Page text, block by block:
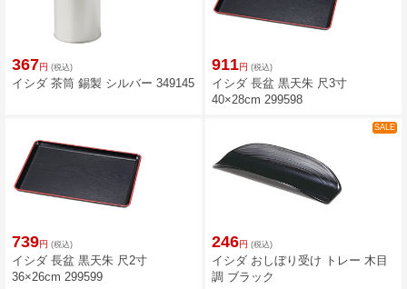
367円 (税込)
イシダ 茶筒 錫製 シルバー 349145
911円 (税込)
イシダ 長盆 黒天朱 尺3寸
40×28cm 299598
739円 (税込)
イシダ 長盆 黒天朱 尺2寸
36×26cm 299599
SALE
246円 (税込)
イシダ おしぼり受け トレー 木目
調 ブラック